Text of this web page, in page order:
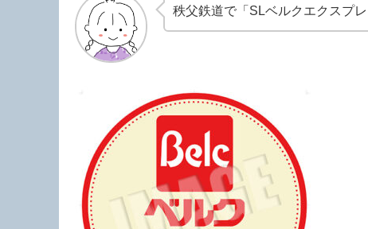
秩父鉄道で「SLベルクエクスプレ